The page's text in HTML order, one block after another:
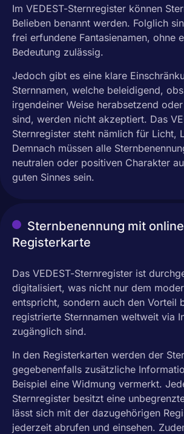
Im VEDEST-Sternregister können
Belieben benannt werden. Folglich
frei erfundene Fantasienamen, ohne
Bedeutung zulässig.
Jedoch gibt es eine klare
Sternnamen, welche beleidigend,
irgendeiner Weise herabsetzend
sind, werden nicht akzeptiert. Das
Sternregister steht nämlich für Licht,
Demnach müssen alle
neutralen oder positiven Charakter
guten Sinnes sein.
Sternbenennung mit online
Registerkarte
Das VEDEST-Sternregister ist
digitalisiert, was nicht nur dem
entspricht, sondern auch den Vorteil
registrierte Sternnamen weltweit via
zugänglich sind.
In den Registerkarten werden der
gegebenenfalls zusätzliche
Beispiel eine Widmung vermerkt.
Sternregister besitzt eine
lässt sich mit der dazugehörigen
jederzeit abrufen und einsehen.